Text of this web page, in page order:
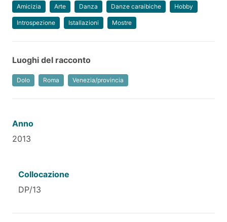
Amicizia Arte Danza Danze caraibiche Hobby
Introspezione Istallazioni Mostre
Luoghi del racconto
Dolo Roma Venezia/provincia
Anno
2013
Collocazione
DP/13